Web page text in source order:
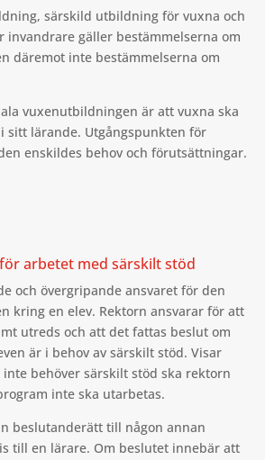
särskild utbildning för vuxna och
invandrare gäller bestämmelserna om
däremot inte bestämmelserna om
vuxenutbildningen är att vuxna ska
sitt lärande. Utgångspunkten för
enskildes behov och förutsättningar.
arbetet med särskilt stöd
och övergripande ansvaret för den
kring en elev. Rektorn ansvarar för att
utreds och att det fattas beslut om
är i behov av särskilt stöd. Visar
behöver särskilt stöd ska rektorn
inte ska utarbetas.
beslutanderätt till någon annan
till en lärare. Om beslutet innebär att